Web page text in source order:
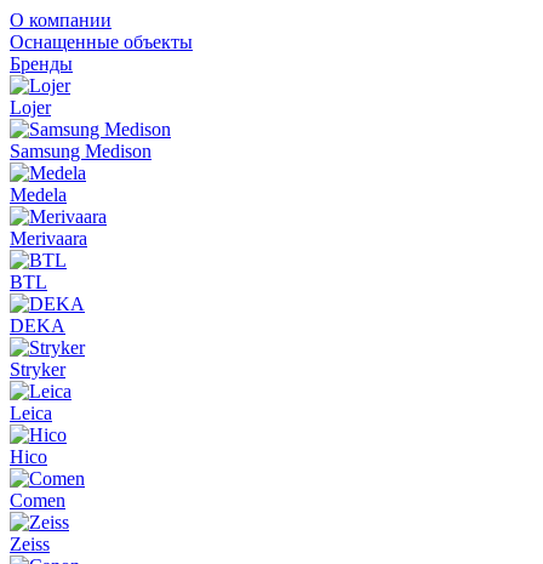
О компании
Оснащенные объекты
Бренды
Lojer
Samsung Medison
Medela
Merivaara
BTL
DEKA
Stryker
Leica
Hico
Comen
Zeiss